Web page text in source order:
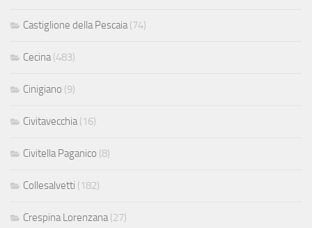
Castiglione della Pescaia (74)
Cecina (483)
Cinigiano (9)
Civitavecchia (16)
Civitella Paganico (8)
Collesalvetti (182)
Crespina Lorenzana (27)